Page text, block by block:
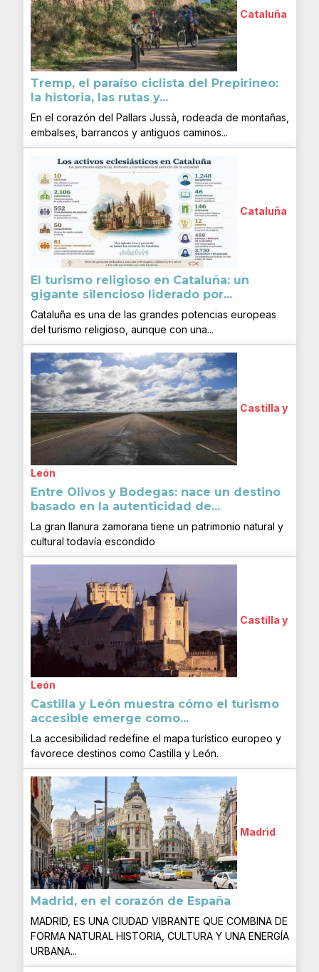
Cataluña
Tremp, el paraíso ciclista del Prepirineo:
la historia, las rutas y...
En el corazón del Pallars Jussà, rodeada de montañas,
embalses, barrancos y antiguos caminos...
Cataluña
El turismo religioso en Cataluña: un
gigante silencioso liderado por...
Cataluña es una de las grandes potencias europeas
del turismo religioso, aunque con una...
Castilla y
León
Entre Olivos y Bodegas: nace un destino
basado en la autenticidad de...
La gran llanura zamorana tiene un patrimonio natural y
cultural todavía escondido
Castilla y
León
Castilla y León muestra cómo el turismo
accesible emerge como...
La accesibilidad redefine el mapa turístico europeo y
favorece destinos como Castilla y León.
Madrid
Madrid, en el corazón de España
MADRID, ES UNA CIUDAD VIBRANTE QUE COMBINA DE
FORMA NATURAL HISTORIA, CULTURA Y UNA ENERGÍA
URBANA...